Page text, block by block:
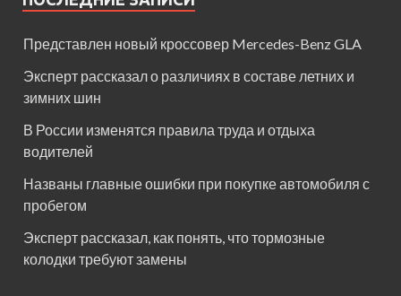
Представлен новый кроссовер Mercedes-Benz GLA
Эксперт рассказал о различиях в составе летних и
зимних шин
В России изменятся правила труда и отдыха
водителей
Названы главные ошибки при покупке автомобиля с
пробегом
Эксперт рассказал, как понять, что тормозные
колодки требуют замены